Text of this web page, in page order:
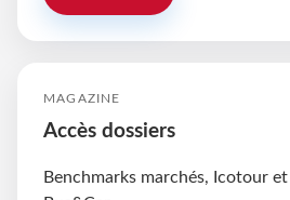
MAGAZINE
Accès dossiers
Benchmarks marchés, Icotour